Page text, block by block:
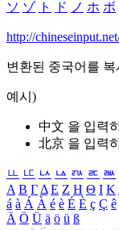
ソ ゾ ト ド ノ ホ ボ
http://
변환된 중국어를
예시)
中文 을 입력
北京 을 입력
ㅥ ㅦ ㅧ ㅨ ㅩ ㅪ ㅫ
Α Β ΓΔ Ε Ζ Η Θ Ι Κ
á à Á À é è É È ç Ç ê
Ä Ö Ü ä ö ü ß